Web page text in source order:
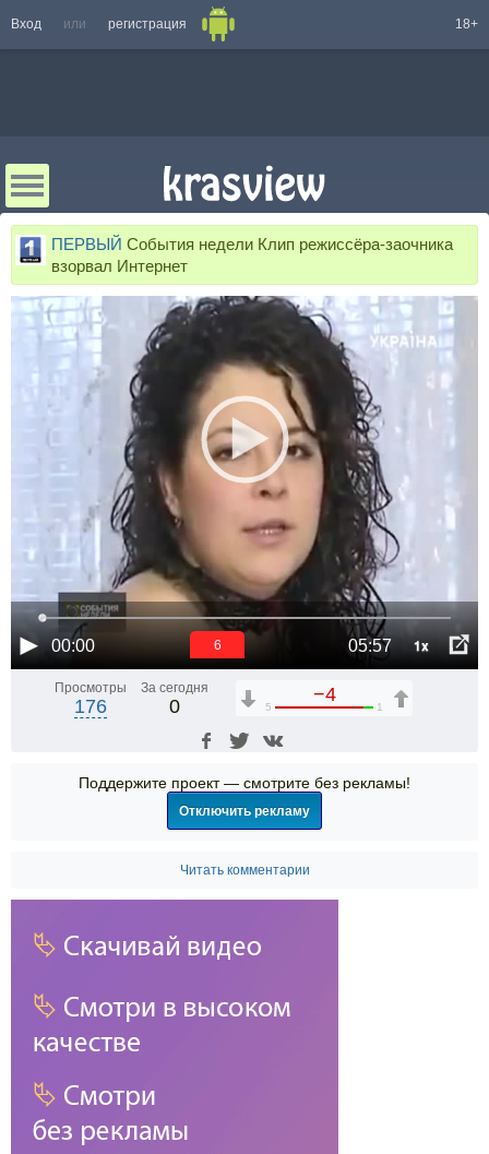
Вход или регистрация 18+
ПЕРВЫЙ События недели Клип режиссёра-заочника
взорвал Интернет
00:00 05:57 1x
6
Просмотры
176
За сегодня
0
−4
5 1
Поддержите проект — смотрите без рекламы!
Отключить рекламу
Читать комментарии